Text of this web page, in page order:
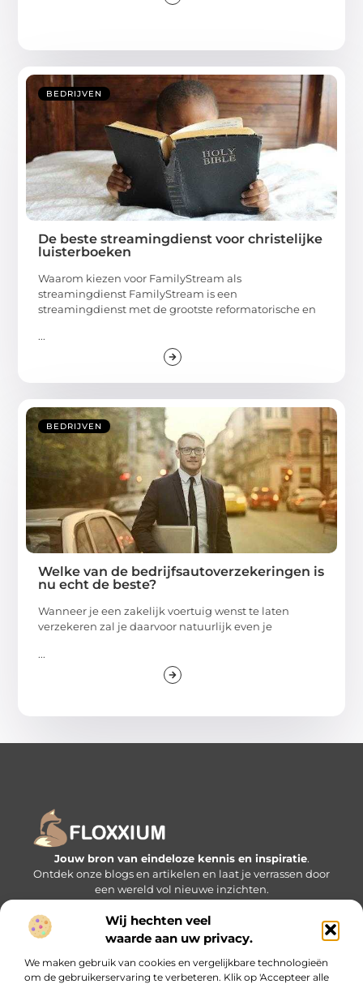
Wij hechten veel
waarde aan uw privacy.
We maken gebruik van cookies en vergelijkbare technologieën
om de gebruikerservaring te verbeteren. Klik op 'Accepteer alle
BEDRIJVEN
De beste streamingdienst voor christelijke
luisterboeken
Waarom kiezen voor FamilyStream als
streamingdienst FamilyStream is een
streamingdienst met de grootste reformatorische en
...
BEDRIJVEN
Welke van de bedrijfsautoverzekeringen is
nu echt de beste?
Wanneer je een zakelijk voertuig wenst te laten
verzekeren zal je daarvoor natuurlijk even je
...
Jouw bron van eindeloze kennis en inspiratie.
Ontdek onze blogs en artikelen en laat je verrassen door
een wereld vol nieuwe inzichten.
Bericht categorie